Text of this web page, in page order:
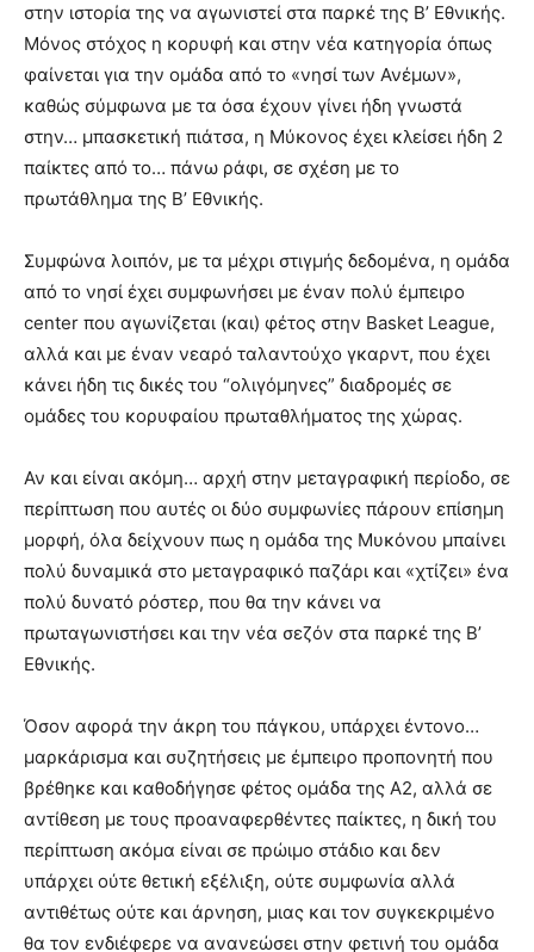
στην ιστορία της να αγωνιστεί στα παρκέ της Β’ Εθνικής.
Μόνος στόχος η κορυφή και στην νέα κατηγορία όπως
φαίνεται για την ομάδα από το «νησί των Ανέμων»,
καθώς σύμφωνα με τα όσα έχουν γίνει ήδη γνωστά
στην… μπασκετική πιάτσα, η Μύκονος έχει κλείσει ήδη 2
παίκτες από το… πάνω ράφι, σε σχέση με το
πρωτάθλημα της Β’ Εθνικής.
Συμφώνα λοιπόν, με τα μέχρι στιγμής δεδομένα, η ομάδα
από το νησί έχει συμφωνήσει με έναν πολύ έμπειρο
center που αγωνίζεται (και) φέτος στην Basket League,
αλλά και με έναν νεαρό ταλαντούχο γκαρντ, που έχει
κάνει ήδη τις δικές του “ολιγόμηνες” διαδρομές σε
ομάδες του κορυφαίου πρωταθλήματος της χώρας.
Αν και είναι ακόμη… αρχή στην μεταγραφική περίοδο, σε
περίπτωση που αυτές οι δύο συμφωνίες πάρουν επίσημη
μορφή, όλα δείχνουν πως η ομάδα της Μυκόνου μπαίνει
πολύ δυναμικά στο μεταγραφικό παζάρι και «χτίζει» ένα
πολύ δυνατό ρόστερ, που θα την κάνει να
πρωταγωνιστήσει και την νέα σεζόν στα παρκέ της Β’
Εθνικής.
Όσον αφορά την άκρη του πάγκου, υπάρχει έντονο…
μαρκάρισμα και συζητήσεις με έμπειρο προπονητή που
βρέθηκε και καθοδήγησε φέτος ομάδα της Α2, αλλά σε
αντίθεση με τους προαναφερθέντες παίκτες, η δική του
περίπτωση ακόμα είναι σε πρώιμο στάδιο και δεν
υπάρχει ούτε θετική εξέλιξη, ούτε συμφωνία αλλά
αντιθέτως ούτε και άρνηση, μιας και τον συγκεκριμένο
θα τον ενδιέφερε να ανανεώσει στην φετινή του ομάδα